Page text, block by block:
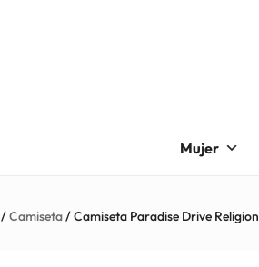
Mujer
/Camiseta/ Camiseta Paradise Drive Religion